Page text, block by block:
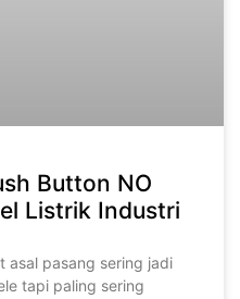
Button NO
Listrik Industri
asal pasang sering jadi
tapi paling sering